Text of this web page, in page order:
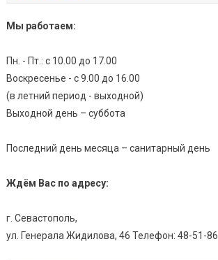
Мы работаем:
Пн. - Пт.: с 10.00 до 17.00
Воскресенье - с 9.00 до 16.00
(в летний период - выходной)
Выходной день – суббота
Последний день месяца – санитарный день
Ждём Вас по адресу:
г. Севастополь,
ул. Генерала Жидилова, 46 Телефон: 48-51-86